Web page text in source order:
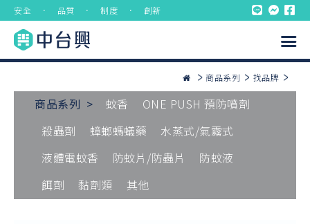
安全 ． 品質 ． 制度 ． 創新
商品系列 找品牌
商品系列 > 蚊香
ONE PUSH 預防噴劑
殺蟲劑
蟑螂螞蟻藥
水蒸式/氣霧式
液體電蚊香
防蚊片/防蟲片
防蚊液
餌劑
黏劑類 其他